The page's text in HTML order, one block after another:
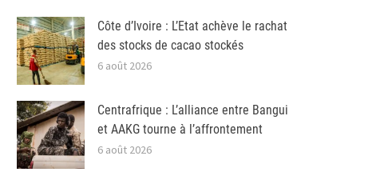
Côte d’Ivoire : L’Etat achève le rachat
des stocks de cacao stockés
6 août 2026
Centrafrique : L’alliance entre Bangui
et AAKG tourne à l’affrontement
6 août 2026